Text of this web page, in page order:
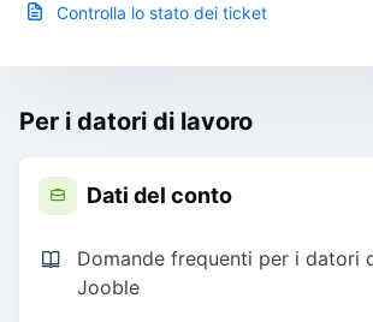
Controlla lo stato dei ticket
Per i datori di lavoro
Dati del conto
Domande frequenti per i datori
Jooble